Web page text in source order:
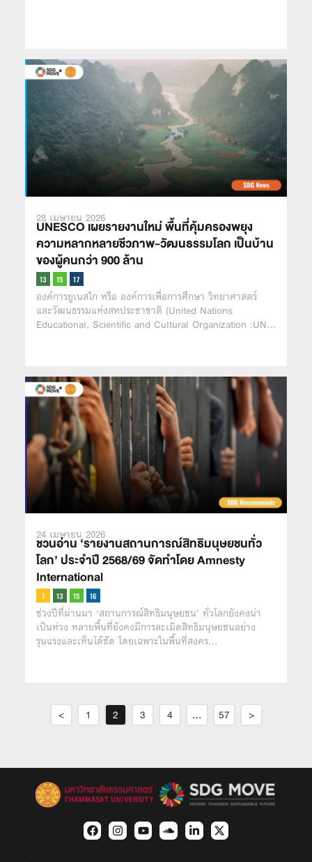
28 เมษายน 2026
UNESCO เผยรายงานใหม่ พื้นที่คุ้มครองพยุง
ความหลากหลายชีวภาพ-วัฒนธรรมโลก เป็นบ้าน
ของผู้คนกว่า 900 ล้าน
องค์การยูเนสโก หรือ องค์การเพื่อการศึกษา วิทยาศาสตร์
และวัฒนธรรมแห่งสหประชาชาติ (United Nations
Educational, Scientific and Cultural Organization :UN…
24 เมษายน 2026
ชวนอ่าน ‘รายงานสถานการณ์สิทธิมนุษยชนทั่ว
โลก’ ประจำปี 2568/69 จัดทำโดย Amnesty
International
ช่วงปีที่ผ่านมา ‘สถานการณ์สิทธิมนุษยชน’ ทั่วโลกยังคงน่า
เป็นห่วง หลายพื้นที่ยังคงมีการละเมิดสิทธิมนุษยชนอย่าง
รุนแรงและเห็นได้ชัด โดยเฉพาะในพื้นที่สงคร…
< 1 2 3 4 … 57 >